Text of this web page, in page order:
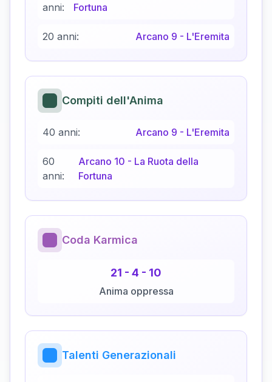
anni:
Fortuna
20 anni: Arcano 9 - L'Eremita
Compiti dell'Anima
40 anni: Arcano 9 - L'Eremita
60
anni:
Arcano 10 - La Ruota della
Fortuna
Coda Karmica
21 - 4 - 10
Anima oppressa
Talenti Generazionali